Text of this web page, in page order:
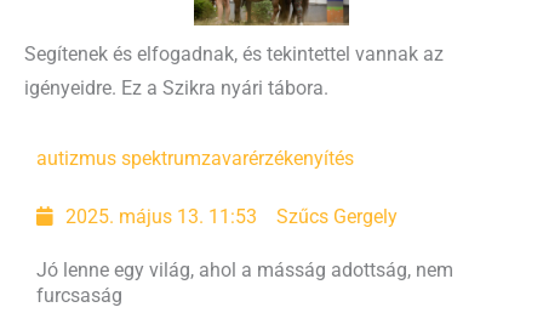
Segítenek és elfogadnak, és tekintettel vannak az
igényeidre. Ez a Szikra nyári tábora.
autizmus spektrumzavarérzékenyítés
2025. május 13. 11:53 Szűcs Gergely
Jó lenne egy világ, ahol a másság adottság, nem
furcsaság